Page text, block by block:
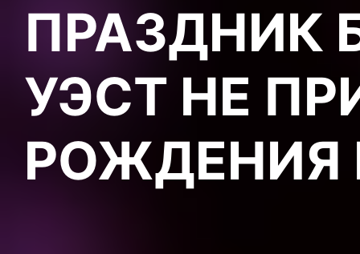
ПРАЗДНИК
УЭСТ НЕ